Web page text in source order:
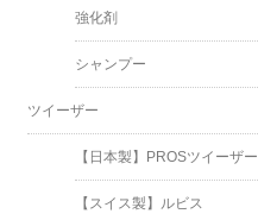
強化剤
シャンプー
ツイーザー
【日本製】PROSツイーザー
【スイス製】ルビス